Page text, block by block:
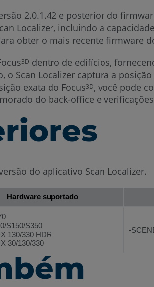
2.0.1.42 e posterior do
Localizer, incluindo a
obter o mais recente firmware
3D dentro de edifícios,
Scan Localizer captura a posição
exata do Focus3D, você pode
do back-office e
do aplicativo Scan Localizer.
Hardware suportado
S150/S350
130/330 HDR
30/130/330
-